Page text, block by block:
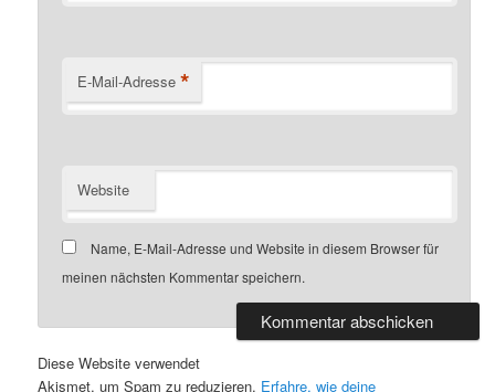
E-Mail-Adresse *
Website
Name, E-Mail-Adresse und Website in diesem Browser für
meinen nächsten Kommentar speichern.
Diese Website verwendet
Akismet, um Spam zu reduzieren. Erfahre, wie deine